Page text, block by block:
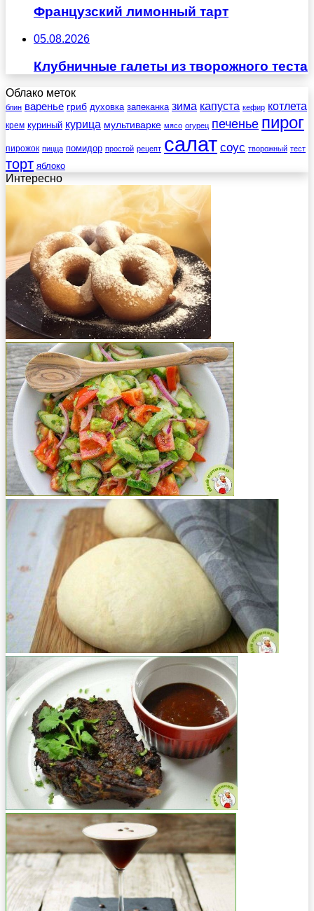
Французский лимонный тарт
05.08.2026
Клубничные галеты из творожного теста
Облако меток
блин варенье гриб духовка запеканка зима капуста кефир котлета
крем куриный курица мультиварке мясо огурец печенье пирог
пирожок пицца помидор простой рецепт салат соус творожный тест
торт яблоко
Интересно